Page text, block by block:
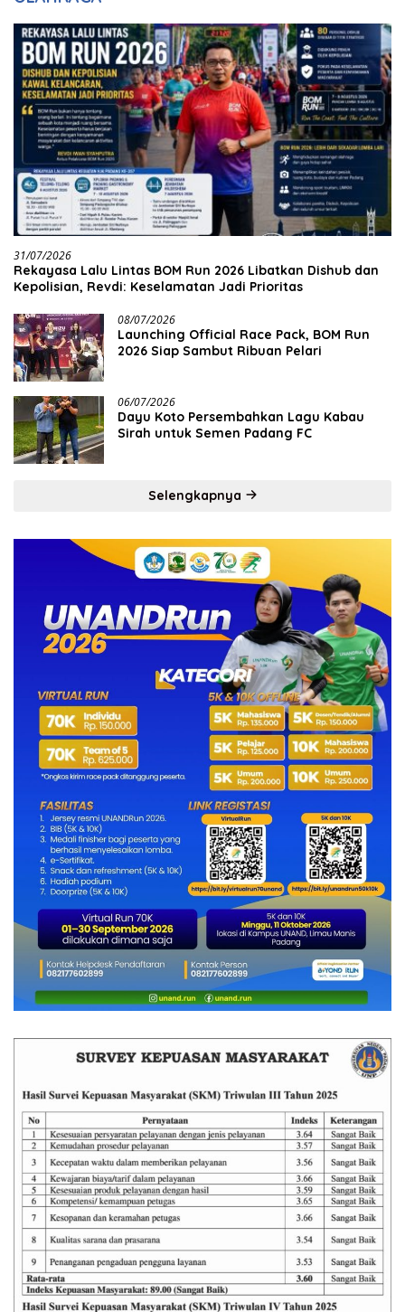
31/07/2026
Rekayasa Lalu Lintas BOM Run 2026 Libatkan Dishub dan
Kepolisian, Revdi: Keselamatan Jadi Prioritas
08/07/2026
Launching Official Race Pack, BOM Run
2026 Siap Sambut Ribuan Pelari
06/07/2026
Dayu Koto Persembahkan Lagu Kabau
Sirah untuk Semen Padang FC
Selengkapnya